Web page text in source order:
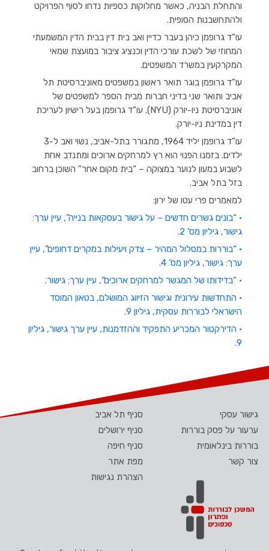
והתחלת הבניה, כאשר מחלוקות כספיות נדחו לסוף הפרויקט
ולהתחשבנות הסופית.
עו"ד גרופמן כיהן בעבר כדיין ואב בית דין בבית הדין המשמעתי
המחוזי של לשכת עורכי הדין וכנציג ציבור במועצת שמאי
המקרקעין במשרד המשפטים.
עו”ד גרופמן בוגר תואר ראשון במשפטים מאוניברסיטת תל
אביב ותואר שני בדיני חברות מבית הספר למשפטים של
אוניברסיטת ניו-יורק (NYU). עו”ד גרופמן בעל רישיון לעריכת
דין במדינת ניו-יורק.
עו”ד גרופמן יליד 1964, מתגורר בתל-אביב, נשוי ואב ל-3
ילדים. בזמנו הפנוי הוא רץ למרחקים ארוכים ומתנדב אחת
לשבוע במעון לנוער במצוקה – “בית מקום אחר” השוכן ברחוב
בזל בתל אביב.
למאמרים פרי עטו של ירון:
• “בונים גשרים חדשים – על גישור בעסקאות בנייה”, עיין ערך:
גישור, גיליון מס’ 2.
• “בוררות במסלול המהיר – צדק ויעילות במקרים דחופים”, עיין
ערך: גישור, גיליון מס’ 4.
• “בדידותו של המגשר למרחקים ארוכים”, עיין ערך: גישור.
• התחדשות עירונית וגישור הזיווג המושלם, בטאון המוסד
הישראלי לבוררות עסקית, גיליון 9.
• הדירקטור המכריע התפקיד וההזדמנות, עיין ערך גישור, גיליון
9.
גישור עסקי
ערעור על פסק בוררות
בוררות בינלאומית
צור קשר
סניף תל אביב
סניף ירושלים
סניף חיפה
מפת אתר
הצהרת נגישות